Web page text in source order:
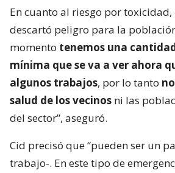
En cuanto al riesgo por
descartó peligro para la
momento tenemos una
mínima que se va a ver ahora
algunos trabajos, por lo tanto
salud de los vecinos ni las
del sector”, aseguró.
Cid precisó que “pueden ser un
trabajo-. En este tipo de